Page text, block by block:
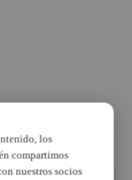
los
compartimos
nuestros socios